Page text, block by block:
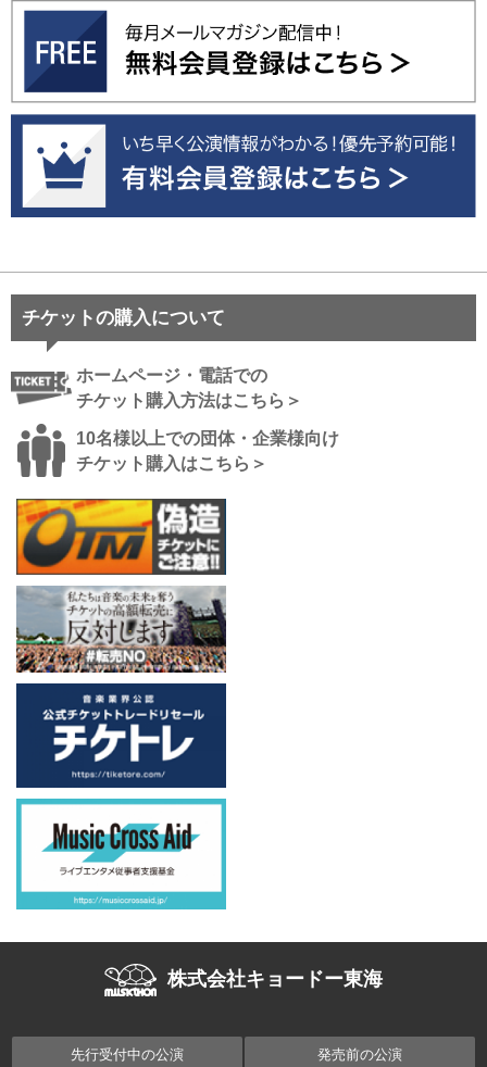
チケットの購入について
ホームページ・電話での
チケット購入方法はこちら＞
10名様以上での団体・企業様向け
チケット購入はこちら＞
株式会社キョードー東海
先行受付中の公演 発売前の公演